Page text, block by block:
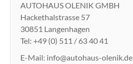
AUTOHAUS OLENIK GMBH
Hackethalstrasse 57
30851 Langenhagen
Tel: +49 (0) 511 / 63 40 41
E-Mail: info@autohaus-olenik.de